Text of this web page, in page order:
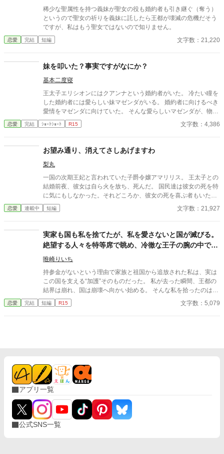
稀少な聖属性を持つ義妹が聖女の役も婚約者も引き継ぐ（奪う）
というので聖女の祈りを義妹に託したら王都が壊滅の危機だそう
ですが、私はもう聖女ではないので知りません。
恋愛 完結 短編 文字数：21,220
妹を叩いた？事実ですがなにか？
基本二度寝
王太子エリシオンにはクアンナという婚約者がいた。 冷たい瞳を
した婚約者には愛らしい妹マゼンダがいる。 婚約者に向けるべき
愛情をマゼンダに向けていた。 そんな愛らしいマゼンダが、物陰
でひっそり泣いていた。 頬を押えて。 誰が！一体何が！？ 口を
閉ざしつづけたマゼンダが、打った相手をようやく口にして、エ
カテゴリーなのに恋愛させてないなと思って追加21/08/09
恋愛 完結 ｼｮｰﾄｼｮｰﾄ R15 文字数：4,386
お望み通り、消えてさしあげますわ
梨丸
一国の次期王妃と言われていた子爵令嬢アマリリス。 王太子との
結婚前夜、彼女は自ら火を放ち、死んだ。 国民達は彼女の死を特
に気にもしなかった。それどころか、彼女の死を喜ぶ者もいた。
彼女の有していた聖女の力は大したものではなかったし、優れて
いるのは外見だけの“役立たずの聖女”だと噂されるほどだったか
期王妃に召し上げられた。 この国はより豊かになる、皆はそう確
信した。 だが、“役立たずの聖女”アマリリスの死後──着実に崩壊
は始まっていた。 ※投稿してから、誤字脱字などの修正やわかり
にくい部分の補足をすることがあります。(話の筋は変わらないの
でご安心ください。) ※この調子だと短編になりそうです。
恋愛 連載中 短編 文字数：21,927
実家も国も私を捨てたが、私を愛さないと国が滅びる。
絶望する人々を特等席で眺め、冷徹な王子の腕の中で思
考停止する。
唯崎りいち
持参金がないという理由で家族と祖国から追放された私は、実は
この国を支える“加護”そのものだった。 私が去った瞬間、王都の
結界は崩れ、国は崩壊へ向かい始める。 そんな私を拾ったのは、
冷徹と噂される隣国の王子。 「やっと見つけた。お前は俺のもの
だ」 捨てられたはずの私は、気づけば滅びゆく祖国を背に、彼の
恋愛 完結 短編 R15 文字数：5,079
アプリ一覧
公式SNS一覧